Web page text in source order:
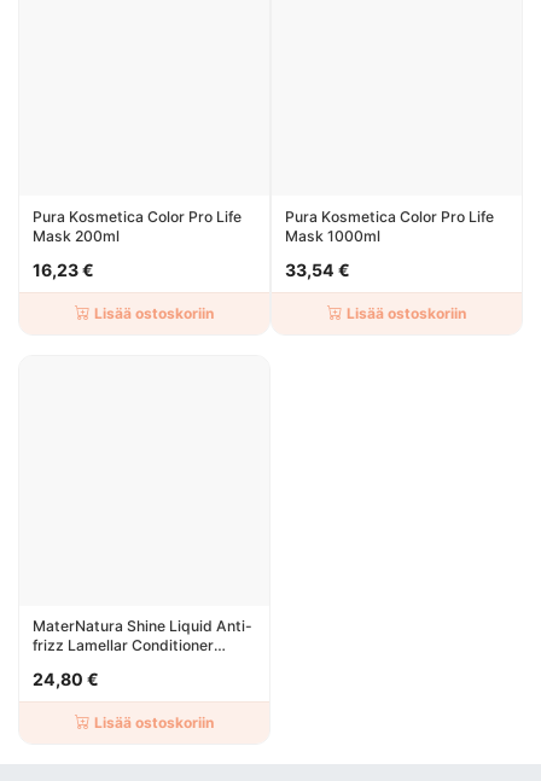
Pura Kosmetica Color Pro Life
Mask 200ml
16,23 €
Lisää ostoskoriin
Pura Kosmetica Color Pro Life
Mask 1000ml
33,54 €
Lisää ostoskoriin
MaterNatura Shine Liquid Anti-
frizz Lamellar Conditioner
24,80 €
Lisää ostoskoriin